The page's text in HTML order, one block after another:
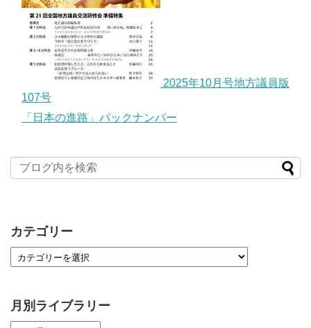
2025年10月号地方議員版
107号
「日本の進路」バックナンバー
カテゴリー
月別ライブラリー